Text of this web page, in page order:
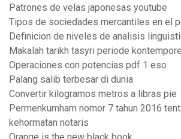
Patrones de velas japonesas youtube
Tipos de sociedades mercantiles en el
Definicion de niveles de analisis
Makalah tarikh tasyri periode
Operaciones con potencias pdf 1 eso
Palang salib terbesar di dunia
Convertir kilogramos metros a libras pie
Permenkumham nomor 7 tahun 2016
kehormatan notaris